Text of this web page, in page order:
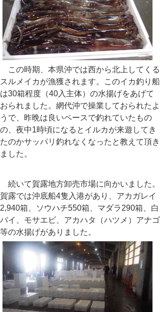
この時期、本県沖では西から北上してくる
スルメイカが漁獲されます。このイカ釣り船
は30箱程度（40入主体）の水揚げをあげて
おられました。網代沖で操業しておられたよ
うで、昨晩は良いペースで釣れていたもの
の、夜中1時頃になるとイルカが来遊してき
たのかサッパリ釣れなくなったと教えて頂き
ました。
続いて賀露地方卸売市場に向かいました。
賀露では沖底船4隻入港があり、アカガレイ
2,940箱、ソウハチ550箱、マダラ290箱、白
バイ、モサエビ、アカハタ（ハツメ）アナゴ
等の水揚げがありました。